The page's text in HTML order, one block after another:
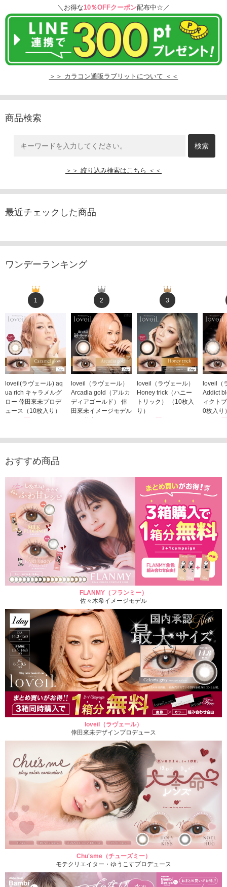
＼お得な10％OFFクーポン配布中☆／
＞＞ カラコン通販ラブリットについて ＜＜
商品検索
＞＞ 絞り込み検索はこちら ＜＜
最近チェックした商品
ワンデーランキング
1
loveil(ラヴェール) aq
ua rich キャラメルグ
ロー 倖田來未プロデ
ュース（10枚入り）
2
loveil（ラヴェール）
Arcadia gold（アルカ
ディアゴールド） 倖
田來未イメージモデル
（10枚入り）
3
loveil（ラヴェール）
Honey trick（ハニー
トリック） （10枚入
り）
loveil（
Addict
ィクト
0枚入り
おすすめ商品
FLANMY（フランミー）
佐々木希イメージモデル
loveil（ラヴェール）
倖田來未デザインプロデュース
Chu'sme（チューズミー）
モテクリエイター・ゆうこすプロデュース